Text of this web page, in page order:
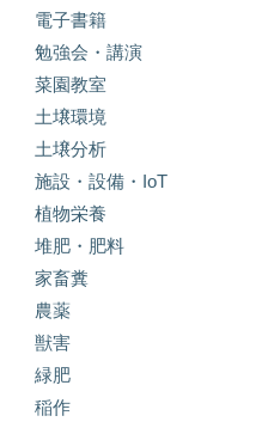
電子書籍
勉強会・講演
菜園教室
土壌環境
土壌分析
施設・設備・IoT
植物栄養
堆肥・肥料
家畜糞
農薬
獣害
緑肥
稲作